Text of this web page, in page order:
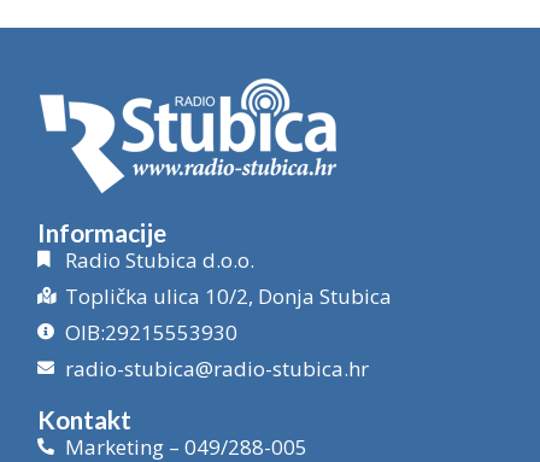
Informacije
Radio Stubica d.o.o.
Toplička ulica 10/2, Donja Stubica
OIB:29215553930
radio-stubica@radio-stubica.hr
Kontakt
Marketing – 049/288-005